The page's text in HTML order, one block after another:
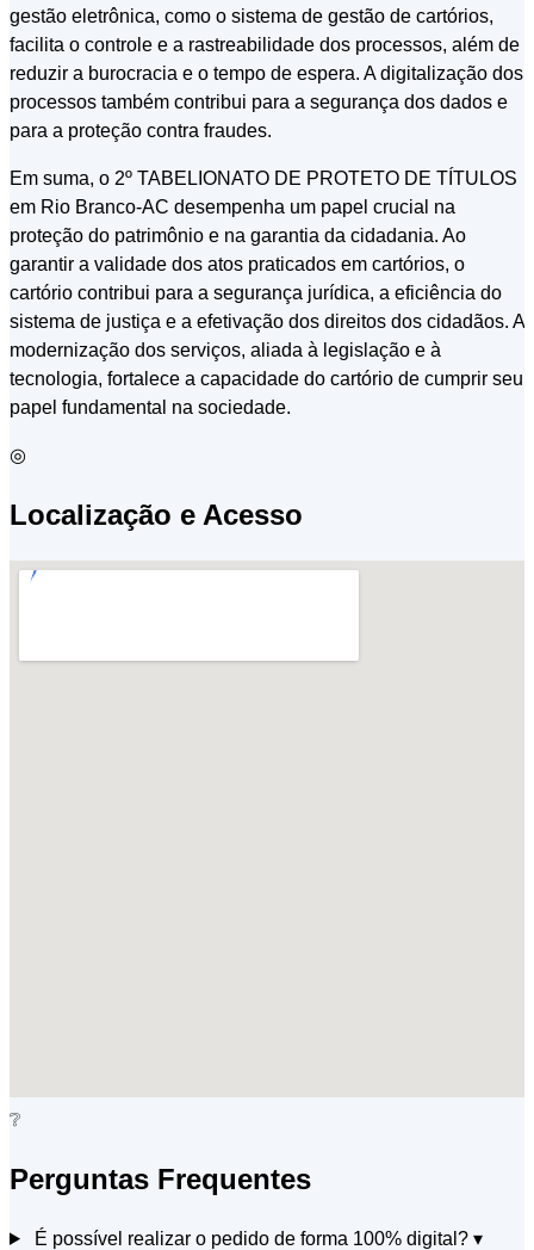
gestão eletrônica, como o sistema de gestão de cartórios,
facilita o controle e a rastreabilidade dos processos, além de
reduzir a burocracia e o tempo de espera. A digitalização dos
processos também contribui para a segurança dos dados e
para a proteção contra fraudes.
Em suma, o 2º TABELIONATO DE PROTETO DE TÍTULOS
em Rio Branco-AC desempenha um papel crucial na
proteção do patrimônio e na garantia da cidadania. Ao
garantir a validade dos atos praticados em cartórios, o
cartório contribui para a segurança jurídica, a eficiência do
sistema de justiça e a efetivação dos direitos dos cidadãos. A
modernização dos serviços, aliada à legislação e à
tecnologia, fortalece a capacidade do cartório de cumprir seu
papel fundamental na sociedade.
◎
Localização e Acesso
❔
Perguntas Frequentes
É possível realizar o pedido de forma 100% digital? ▾